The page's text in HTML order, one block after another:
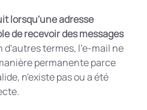
lorsqu'une adresse
de recevoir des messages
d'autres termes, l'e-mail ne
permanente parce
n'existe pas ou a été